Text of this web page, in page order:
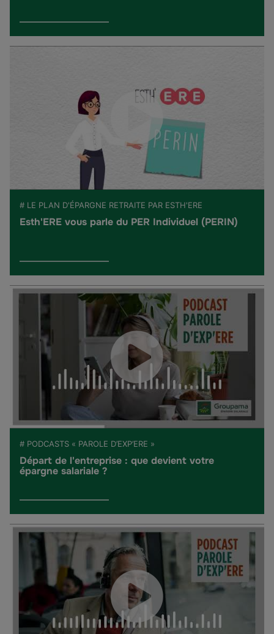
# LE PLAN D'ÉPARGNE RETRAITE PAR ESTH'ERE
Esth'ERE vous parle du PER Individuel (PERIN)
# PODCASTS « PAROLE D’EXP’ERE »
Départ de l'entreprise : que devient votre
épargne salariale ?